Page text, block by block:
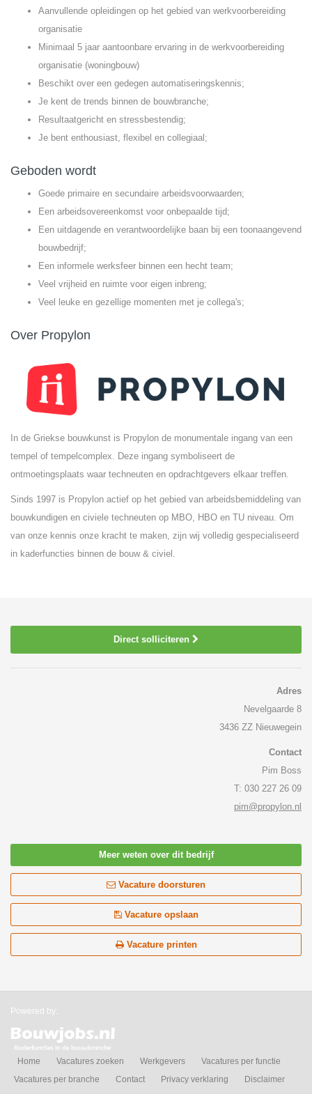
Aanvullende opleidingen op het gebied van werkvoorbereiding
organisatie
Minimaal 5 jaar aantoonbare ervaring in de werkvoorbereiding
organisatie (woningbouw)
Beschikt over een gedegen automatiseringskennis;
Je kent de trends binnen de bouwbranche;
Resultaatgericht en stressbestendig;
Je bent enthousiast, flexibel en collegiaal;
Geboden wordt
Goede primaire en secundaire arbeidsvoorwaarden;
Een arbeidsovereenkomst voor onbepaalde tijd;
Een uitdagende en verantwoordelijke baan bij een toonaangevend
bouwbedrijf;
Een informele werksfeer binnen een hecht team;
Veel vrijheid en ruimte voor eigen inbreng;
Veel leuke en gezellige momenten met je collega's;
Over Propylon
In de Griekse bouwkunst is Propylon de monumentale ingang van een
tempel of tempelcomplex. Deze ingang symboliseert de
ontmoetingsplaats waar techneuten en opdrachtgevers elkaar treffen.
Sinds 1997 is Propylon actief op het gebied van arbeidsbemiddeling van
bouwkundigen en civiele techneuten op MBO, HBO en TU niveau. Om
van onze kennis onze kracht te maken, zijn wij volledig gespecialiseerd
in kaderfuncties binnen de bouw & civiel.
Direct solliciteren
Adres
Nevelgaarde 8
3436 ZZ Nieuwegein
Contact
Pim Boss
T: 030 227 26 09
pim@propylon.nl
Meer weten over dit bedrijf
Vacature doorsturen
Vacature opslaan
Vacature printen
Powered by:
Home Vacatures zoeken Werkgevers
Vacatures per functie
Vacatures per branche
Contact Privacy verklaring
Disclaimer